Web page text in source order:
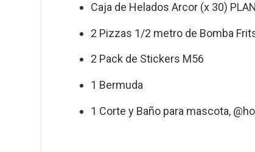
Caja de Helados Arcor (x 30)
2 Pizzas 1/2 metro de Bomba
2 Pack de Stickers M56
1 Bermuda
1 Corte y Baño para mascota,